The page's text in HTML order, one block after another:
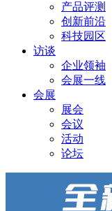
产品评测
创新前沿
科技园区
访谈
企业领袖
会展一线
会展
展会
会议
活动
论坛